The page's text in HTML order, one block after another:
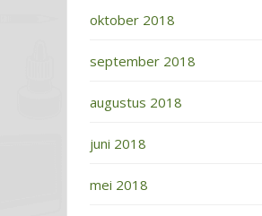
oktober 2018
september 2018
augustus 2018
juni 2018
mei 2018